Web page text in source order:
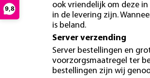
9,8
ook vriendelijk om deze
in de levering zijn.
is beland.
Server verzending
Server bestellingen en
voorzorgsmaatregel ter
bestellingen zijn wij